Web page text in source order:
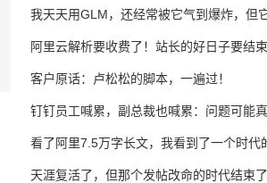
我天天用GLM，还经常被它气到爆炸，但
16万亿
阿里云解析要收费了！站长的好日子要结
客户原话：卢松松的脚本，一遍过！
钉钉员工喊累，副总裁也喊累：问题可能
了
看了阿里7.5万字长文，我看到了一个时代
天涯复活了，但那个发帖改命的时代结束了